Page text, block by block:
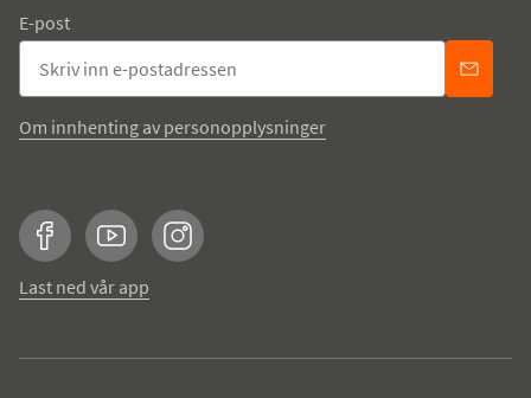
E-post
Om innhenting av personopplysninger
FacebookYouTubeInstagram
Last ned vår app